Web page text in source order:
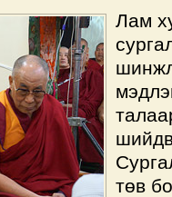
Лам
төв